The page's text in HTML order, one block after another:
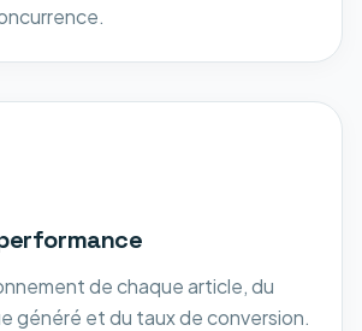
de chaque article, du
généré et du taux de conversion.